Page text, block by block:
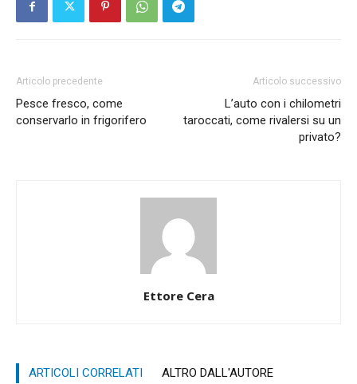
Articolo precedente
Pesce fresco, come
conservarlo in frigorifero
Articolo successivo
L’auto con i chilometri
taroccati, come rivalersi su un
privato?
Ettore Cera
ARTICOLI CORRELATI ALTRO DALL'AUTORE